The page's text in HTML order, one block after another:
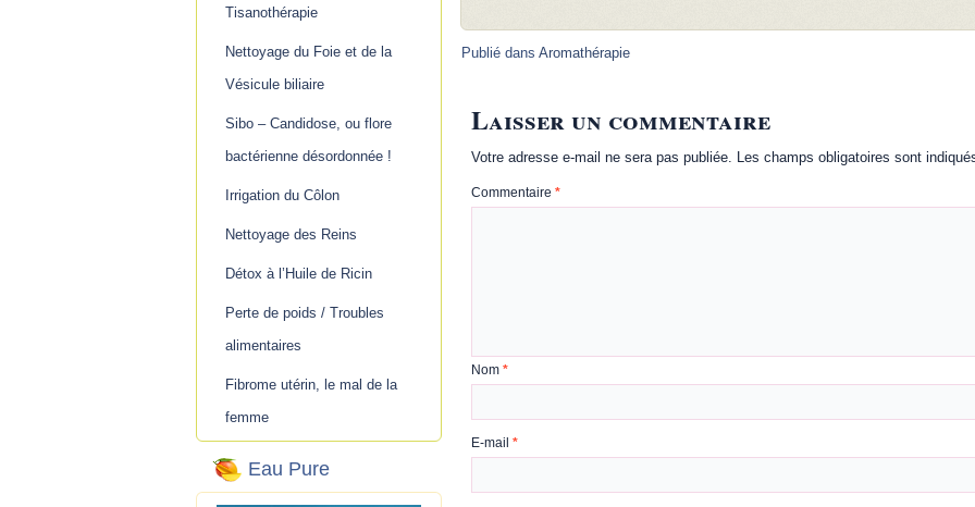
Tisanothérapie
Nettoyage du Foie et de la
Vésicule biliaire
Sibo – Candidose, ou flore
bactérienne désordonnée !
Irrigation du Côlon
Nettoyage des Reins
Détox à l’Huile de Ricin
Perte de poids / Troubles
alimentaires
Fibrome utérin, le mal de la
femme
Eau Pure
Publié dans Aromathérapie
Laisser un commentaire
Votre adresse e-mail ne sera pas publiée. Les champs obligatoires sont
Commentaire *
Nom *
E-mail *